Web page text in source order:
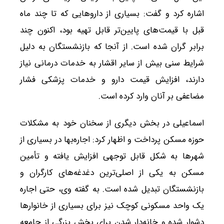
اشاره کرد و گفت: بسیاری از داروهایی که تا چند ماه
قبل با قیمت‌های پایین‌تر قابل تهیه بود، اکنون چند
برابر گران شده است. از آنجا که بازنشستگان به دلیل
شرایط سنی بیش از سایر اقشار به خدمات درمانی نیاز
دارند، افزایش قیمت دارو و خدمات پزشکی فشار
مضاعفی بر آنان وارد کرده است.
اسماعیلی در بخش دیگری از سخنان خود به مشکلات
حوزه مسکن پرداخت و اظهار کرد: اجاره‌بها در بسیاری از
شهرها به شکل قابل توجهی افزایش یافته و تأمین
مسکن به یکی از اصلی‌ترین دغدغه‌های کارگران و
بازنشستگان تبدیل شده است. به گفته وی، حتی اجاره
یک واحد مسکونی کوچک نیز برای بسیاری از خانوارها